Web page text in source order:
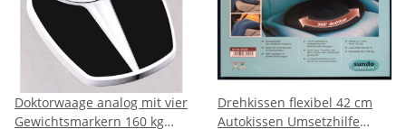
Doktorwaage analog mit vier
Gewichtsmarkern 160 kg
Drehkissen flexibel 42 cm
Autokissen Umsetzhilfe